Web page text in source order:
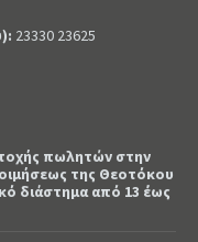
23330 23625
πωλητών στην
της Θεοτόκου
διάστημα από 13 έως